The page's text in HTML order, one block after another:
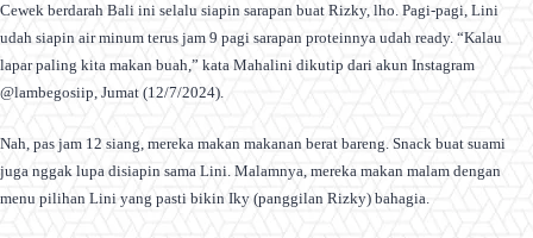
Cewek berdarah Bali ini selalu siapin sarapan buat Rizky, lho. Pagi-pagi, Lini
udah siapin air minum terus jam 9 pagi sarapan proteinnya udah ready. “Kalau
lapar paling kita makan buah,” kata Mahalini dikutip dari akun Instagram
@lambegosiip, Jumat (12/7/2024).
Nah, pas jam 12 siang, mereka makan makanan berat bareng. Snack buat suami
juga nggak lupa disiapin sama Lini. Malamnya, mereka makan malam dengan
menu pilihan Lini yang pasti bikin Iky (panggilan Rizky) bahagia.